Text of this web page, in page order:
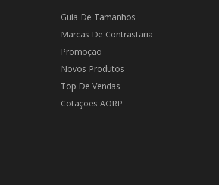
Guia De Tamanhos
Marcas De Contrastaria
Promoção
Novos Produtos
Top De Vendas
Cotações AORP